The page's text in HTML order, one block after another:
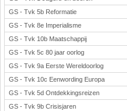
GS - Tvk 5b Reformatie
GS - Tvk 8e Imperialisme
GS - Tvk 10b Maatschappij
GS - Tvk 5c 80 jaar oorlog
GS - Tvk 9a Eerste Wereldoorlog
GS - Tvk 10c Eenwording Europa
GS - Tvk 5d Ontdekkingsreizen
GS - Tvk 9b Crisisjaren